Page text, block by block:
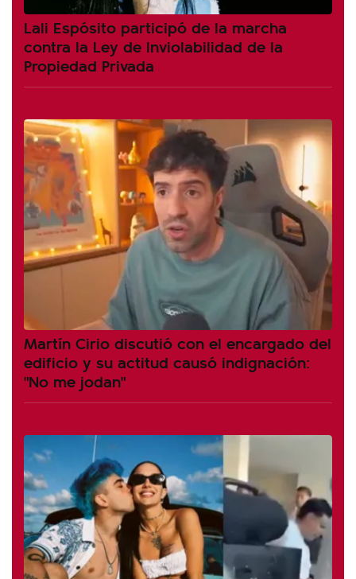
Lali Espósito participó de la marcha
contra la Ley de Inviolabilidad de la
Propiedad Privada
Martín Cirio discutió con el encargado del
edificio y su actitud causó indignación:
"No me jodan"